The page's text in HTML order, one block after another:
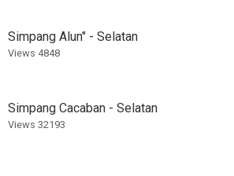
Simpang Alun" - Selatan
Views 4848
Simpang Cacaban - Selatan
Views 32193